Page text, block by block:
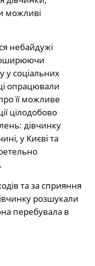
можливі
небайдужі
у соціальних
опрацювали
її можливе
цілодобово
дівчинку
у Києві та
та за сприяння
розшукали
перебувала в